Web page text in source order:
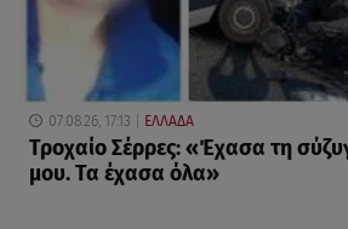
07.08.26, 17:13 ΕΛΛΑΔΑ
Τροχαίο Σέρρες: «Έχασα τη
μου. Τα έχασα όλα»